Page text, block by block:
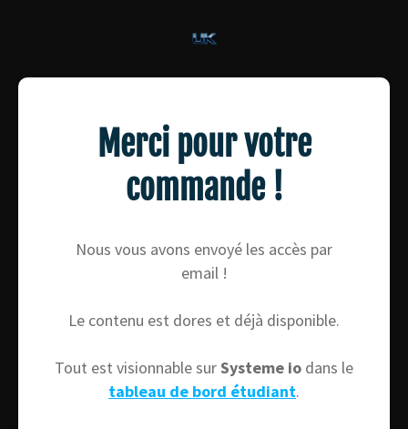
Merci pour votre
commande !
Nous vous avons envoyé les accès par
email !
Le contenu est dores et déjà disponible.
Tout est visionnable surSysteme io dans le
tableau de bord étudiant.